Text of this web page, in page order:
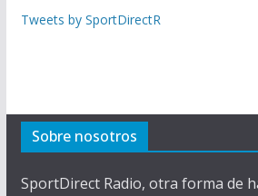
Tweets by SportDirectR
Sobre nosotros
SportDirect Radio, otra forma de